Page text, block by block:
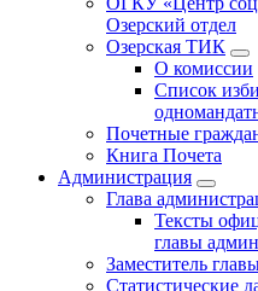
Озерский отдел
Озерская ТИК
О комиссии
Список
Почетные
Книга Почета
Администрация
Глава
Тексты
главы
Заместитель
Статистические